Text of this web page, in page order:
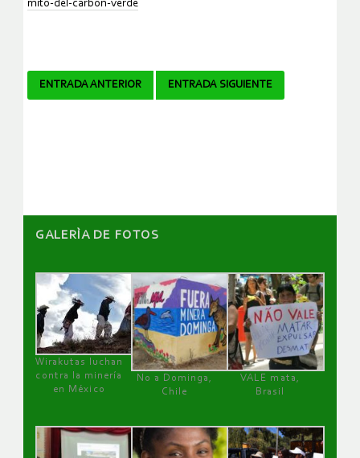
mito-del-carbon-verde
Navegador
ENTRADA ANTERIOR ENTRADA SIGUIENTE
GALERÌA DE FOTOS
Wirakutas luchan
contra la minería
en México
No a Dominga,
Chile
VALE mata,
Brasil